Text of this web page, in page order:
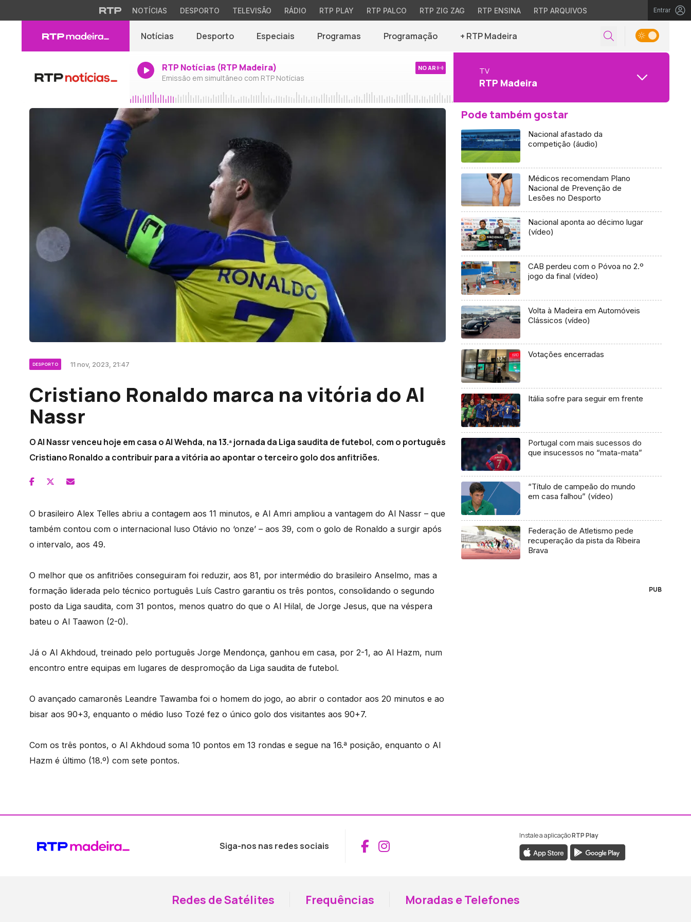
NOTÍCIAS DESPORTO TELEVISÃO RÁDIO RTP PLAY RTP PALCO RTP ZIG ZAG RTP ENSINA RTP ARQUIVOS Entrar
Notícias Desporto Especiais Programas Programação + RTP Madeira
RTP Notícias (RTP Madeira)
Emissão em simultâneo com RTP Notícias
NO AR TV
RTP Madeira
DESPORTO 11 nov, 2023, 21:47
Cristiano Ronaldo marca na vitória do Al
Nassr
O Al Nassr venceu hoje em casa o Al Wehda, na 13.ª jornada da Liga saudita de futebol, com o português
Cristiano Ronaldo a contribuir para a vitória ao apontar o terceiro golo dos anfitriões.
O brasileiro Alex Telles abriu a contagem aos 11 minutos, e Al Amri ampliou a vantagem do Al Nassr – que
também contou com o internacional luso Otávio no ‘onze’ – aos 39, com o golo de Ronaldo a surgir após
o intervalo, aos 49.
O melhor que os anfitriões conseguiram foi reduzir, aos 81, por intermédio do brasileiro Anselmo, mas a
formação liderada pelo técnico português Luís Castro garantiu os três pontos, consolidando o segundo
posto da Liga saudita, com 31 pontos, menos quatro do que o Al Hilal, de Jorge Jesus, que na véspera
bateu o Al Taawon (2-0).
Já o Al Akhdoud, treinado pelo português Jorge Mendonça, ganhou em casa, por 2-1, ao Al Hazm, num
encontro entre equipas em lugares de despromoção da Liga saudita de futebol.
O avançado camaronês Leandre Tawamba foi o homem do jogo, ao abrir o contador aos 20 minutos e ao
bisar aos 90+3, enquanto o médio luso Tozé fez o único golo dos visitantes aos 90+7.
Com os três pontos, o Al Akhdoud soma 10 pontos em 13 rondas e segue na 16.ª posição, enquanto o Al
Hazm é último (18.º) com sete pontos.
Pode também gostar
Nacional afastado da
competição (áudio)
Médicos recomendam Plano
Nacional de Prevenção de
Lesões no Desporto
Nacional aponta ao décimo lugar
(vídeo)
CAB perdeu com o Póvoa no 2.º
jogo da final (vídeo)
Volta à Madeira em Automóveis
Clássicos (vídeo)
Votações encerradas
Itália sofre para seguir em frente
Portugal com mais sucessos do
que insucessos no “mata-mata”
“Título de campeão do mundo
em casa falhou” (vídeo)
Federação de Atletismo pede
recuperação da pista da Ribeira
Brava
PUB
Siga-nos nas redes sociais Aceder ao Facebook da RTP Madeira
Aceder ao Instagram da RTP Madeira
Instale a aplicaçãoRTP Play
Redes de Satélites Frequências Moradas e Telefones